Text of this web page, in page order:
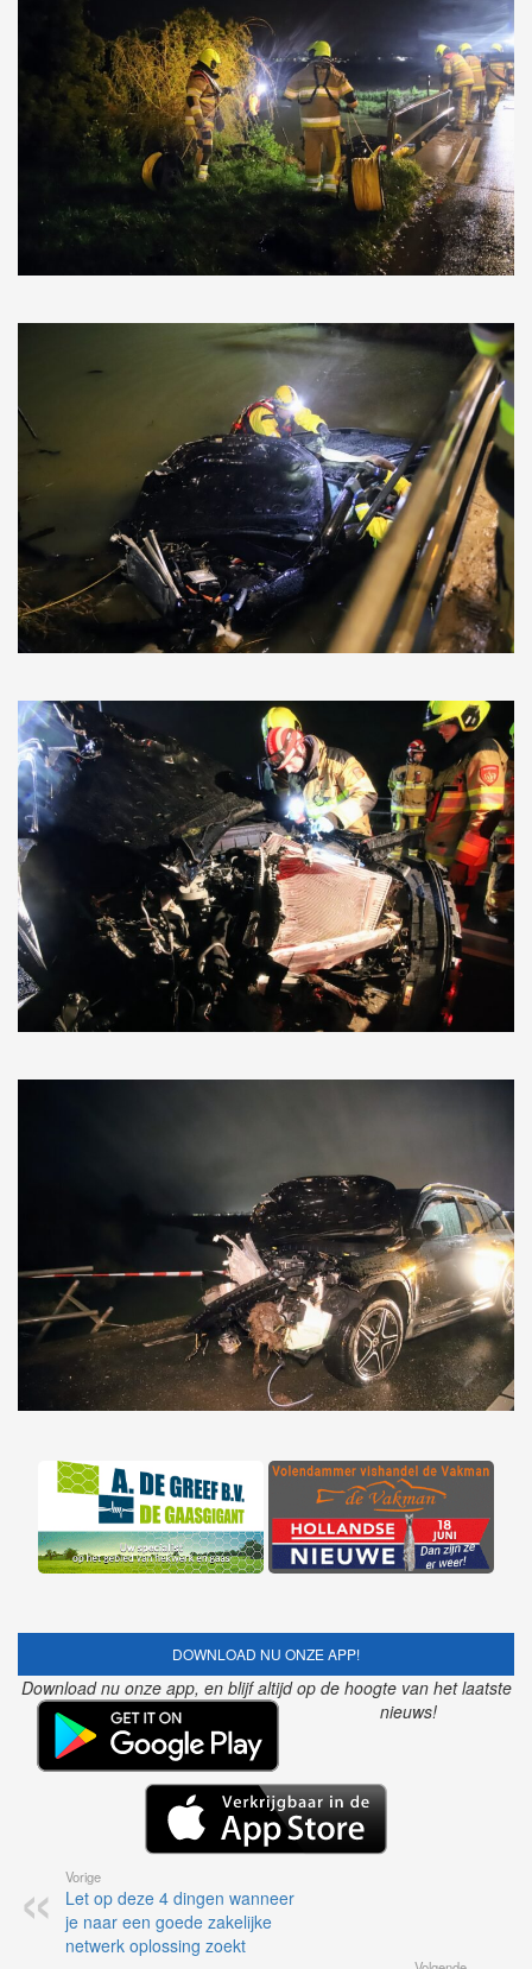
DOWNLOAD NU ONZE APP!
Download nu onze app, en blijf altijd op de hoogte van het laatste
nieuws!
Vorige
Let op deze 4 dingen wanneer
je naar een goede zakelijke
netwerk oplossing zoekt